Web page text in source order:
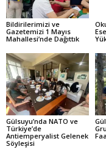
Bildirilerimizi ve
Gazetemizi 1 Mayıs
Mahallesi’nde Dağıttık
Gülsuyu’nda NATO ve
Türkiye’de
Antiemperyalist Gelenek
Söyleşisi